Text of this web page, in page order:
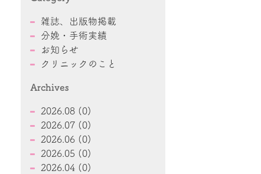
雑誌、出版物掲載
分娩・手術実績
お知らせ
クリニックのこと
Archives
2026.08 (0)
2026.07 (0)
2026.06 (0)
2026.05 (0)
2026.04 (0)